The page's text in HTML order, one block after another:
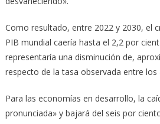
Como resultado, entre 2022 y 2030, el
PIB mundial caería hasta el 2,2 por
representaría una disminución de,
respecto de la tasa observada entre los
Para las economías en desarrollo, la
pronunciada» y bajará del seis por